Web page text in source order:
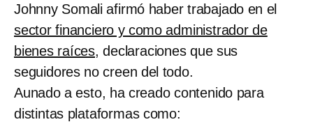
Johnny Somali afirmó haber trabajado en el
sector financiero y como administrador de
bienes raíces, declaraciones que sus
seguidores no creen del todo.
Aunado a esto, ha creado contenido para
distintas plataformas como: